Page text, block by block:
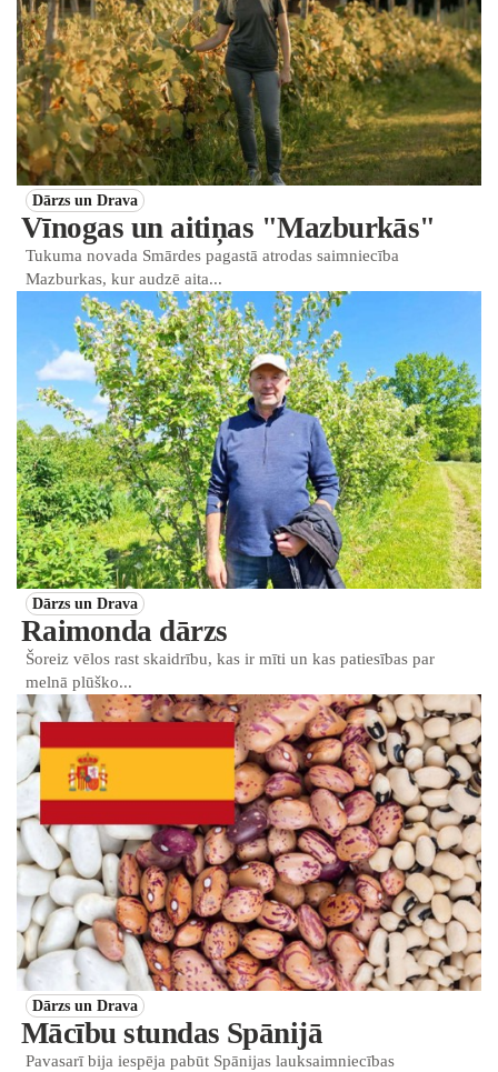
Dārzs un Drava
Vīnogas un aitiņas "Mazburkās"
Tukuma novada Smārdes pagastā atrodas saimniecība
Mazburkas, kur audzē aita...
Dārzs un Drava
Raimonda dārzs
Šoreiz vēlos rast skaidrību, kas ir mīti un kas patiesības par
melnā plūško...
Dārzs un Drava
Mācību stundas Spānijā
Pavasarī bija iespēja pabūt Spānijas lauksaimniecības